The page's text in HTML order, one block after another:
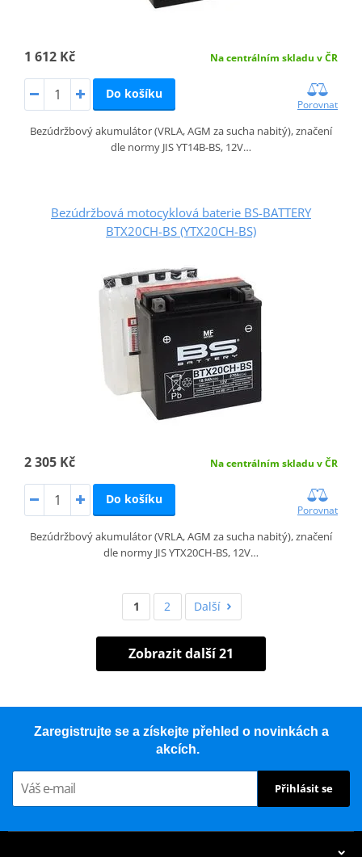
1 612 Kč Na centrálním skladu v ČR
Do košíku
Porovnat
Bezúdržbový akumulátor (VRLA, AGM za sucha nabitý), značení
dle normy JIS YT14B-BS, 12V…
Bezúdržbová motocyklová baterie BS-BATTERY
BTX20CH-BS (YTX20CH-BS)
2 305 Kč Na centrálním skladu v ČR
Do košíku
Porovnat
Bezúdržbový akumulátor (VRLA, AGM za sucha nabitý), značení
dle normy JIS YTX20CH-BS, 12V…
1 2 Další
Zobrazit další 21
Zaregistrujte se a získejte přehled o novinkách a
akcích.
Přihlásit se